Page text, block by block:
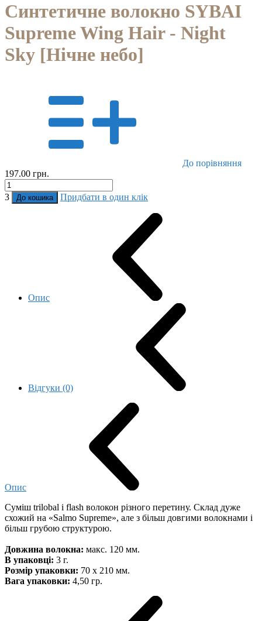
Синтетичне волокно SYBAI
Supreme Wing Hair - Night
Sky [Нічне небо]
До порівняння
197.00 грн.
3 До кошика Придбати в один клік
Опис
Відгуки (0)
Опис
Суміш trilobal і flash волокон різного перетину. Склад дуже
схожий на «Salmo Supreme», але з більш довгими волокнами і
більш грубою структурою.
Довжина волокна: макс. 120 мм.
В упаковці: 3 г.
Розмір упаковки: 70 х 210 мм.
Вага упаковки: 4,50 гр.